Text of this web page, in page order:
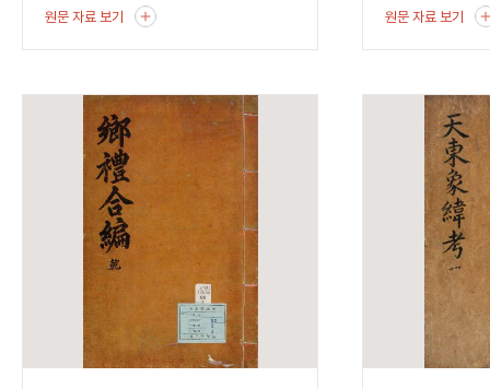
원문 자료 보기 원문 자료 보기